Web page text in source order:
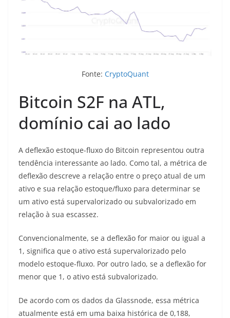
Fonte: CryptoQuant
Bitcoin S2F na ATL,
domínio cai ao lado
A deflexão estoque-fluxo do Bitcoin representou outra
tendência interessante ao lado. Como tal, a métrica de
deflexão descreve a relação entre o preço atual de um
ativo e sua relação estoque/fluxo para determinar se
um ativo está supervalorizado ou subvalorizado em
relação à sua escassez.
Convencionalmente, se a deflexão for maior ou igual a
1, significa que o ativo está supervalorizado pelo
modelo estoque-fluxo. Por outro lado, se a deflexão for
menor que 1, o ativo está subvalorizado.
De acordo com os dados da Glassnode, essa métrica
atualmente está em uma baixa histórica de 0,188,